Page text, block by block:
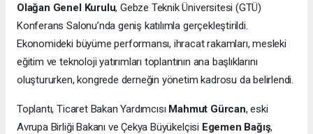
Olağan Genel Kurulu, Gebze Teknik Üniversitesi (GTÜ)
Konferans Salonu’nda geniş katılımla gerçekleştirildi.
Ekonomideki büyüme performansı, ihracat rakamları, mesleki
eğitim ve teknoloji yatırımları toplantının ana başlıklarını
oluştururken, kongrede derneğin yönetim kadrosu da belirlendi.
Toplantı, Ticaret Bakan Yardımcısı Mahmut Gürcan, eski
Avrupa Birliği Bakanı ve Çekya Büyükelçisi Egemen Bağış,